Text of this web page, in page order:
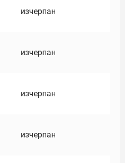
изчерпан
изчерпан
изчерпан
изчерпан